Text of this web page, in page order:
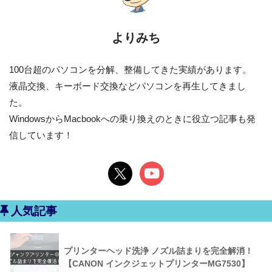
よりみち
100台超のパソコンを分解、整備してきた実績があります。
液晶交換、キーボード交換などパソコンを再生してきまし
た。
WindowsからMacbookへの乗り換えのときに役立つ記事も発
信しています！
人気記事
プリンターヘッド洗浄 ノズル詰まりを完全解消！
【CANON インクジェットプリンターMG7530】